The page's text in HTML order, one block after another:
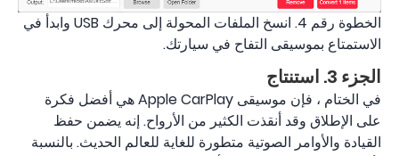
الخطوة رقم 4. انسخ الملفات المحولة إلى محرك USB وابدأ في
الاستمتاع بموسيقى التفاح في سيارتك.
الجزء 3. استنتاج
في الختام ، فإن موسيقى Apple CarPlay هي أفضل فكرة
على الإطلاق وقد أنقذت الكثير من الأرواح. إنه يضمن حفظ
القيادة والأوامر الصوتية متطورة للغاية للعالم الحديث. بالنسبة